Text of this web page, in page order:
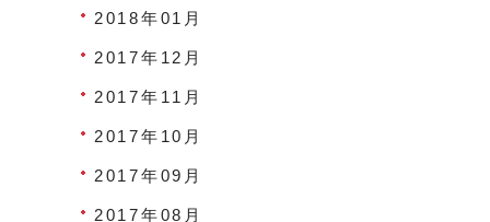
2018年01月
2017年12月
2017年11月
2017年10月
2017年09月
2017年08月